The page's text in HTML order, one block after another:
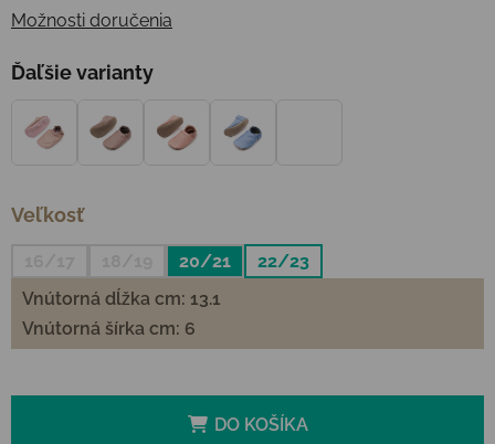
Možnosti doručenia
Ďaľšie varianty
Veľkosť
20/21
22/23
Vnútorná dĺžka cm: 13.1
Vnútorná šírka cm: 6
DO KOŠÍKA